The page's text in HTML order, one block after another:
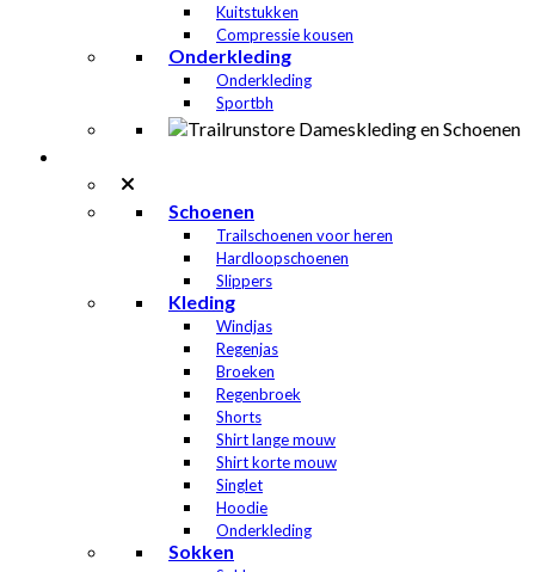
Kuitstukken
Compressie kousen
Onderkleding
Onderkleding
Sportbh
Schoenen
Trailschoenen voor heren
Hardloopschoenen
Slippers
Kleding
Windjas
Regenjas
Broeken
Regenbroek
Shorts
Shirt lange mouw
Shirt korte mouw
Singlet
Hoodie
Onderkleding
Sokken